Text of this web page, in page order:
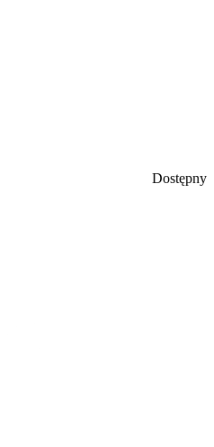
Dostępny